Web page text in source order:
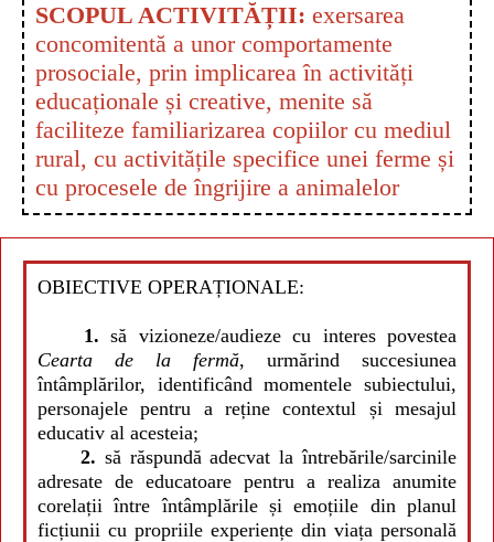
SCOPUL ACTIVITĂȚII: exersarea
concomitentă a unor comportamente
prosociale, prin implicarea în activități
educaționale și creative, menite să
faciliteze familiarizarea copiilor cu mediul
rural, cu activitățile specifice unei ferme și
cu procesele de îngrijire a animalelor
OBIECTIVE OPERAȚIONALE:
1. să vizioneze/audieze cu interes povestea
Cearta de la fermă, urmărind succesiunea
întâmplărilor, identificând momentele subiectului,
personajele pentru a reține contextul și mesajul
educativ al acesteia;
2. să răspundă adecvat la întrebările/sarcinile
adresate de educatoare pentru a realiza anumite
corelații între întâmplările și emoțiile din planul
ficțiunii cu propriile experiențe din viața personală